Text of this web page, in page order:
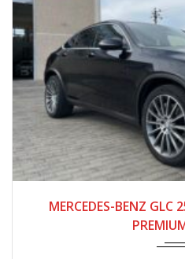
MERCEDES-BENZ GLC